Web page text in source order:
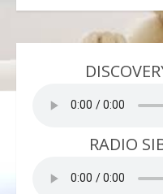
RADIO